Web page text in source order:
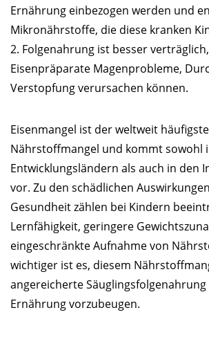
Ernährung einbezogen werden und
Mikronährstoffe, die diese kranken
2. Folgenahrung ist besser
Eisenpräparate Magenprobleme,
Verstopfung verursachen können.
Eisenmangel ist der weltweit häufigste
Nährstoffmangel und kommt sowohl
Entwicklungsländern als auch in den
vor. Zu den schädlichen
Gesundheit zählen bei Kindern
Lernfähigkeit, geringere
eingeschränkte Aufnahme von
wichtiger ist es, diesem
angereicherte
Ernährung vorzubeugen.